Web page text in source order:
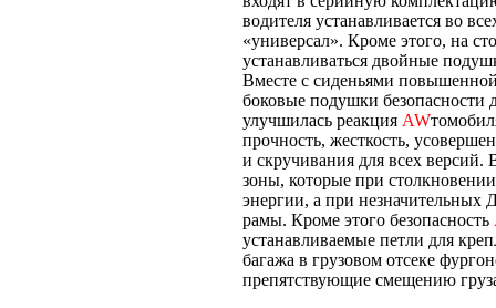
водителя устанавливается во
«универсал». Кроме этого, на
устанавливаться двойные
Вместе с сиденьями
боковые подушки безопасности
улучшилась реакция AW
прочность, жесткость,
и скручивания для всех
зоны, которые при
энергии, а при
рамы. Кроме этого безопасность
устанавливаемые петли для
багажа в грузовом отсеке
препятствующие смещению